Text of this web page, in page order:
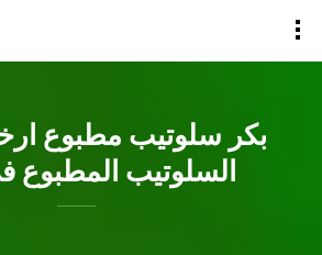
بكر سلوتيب مطبوع
السلوتيب المطبوع